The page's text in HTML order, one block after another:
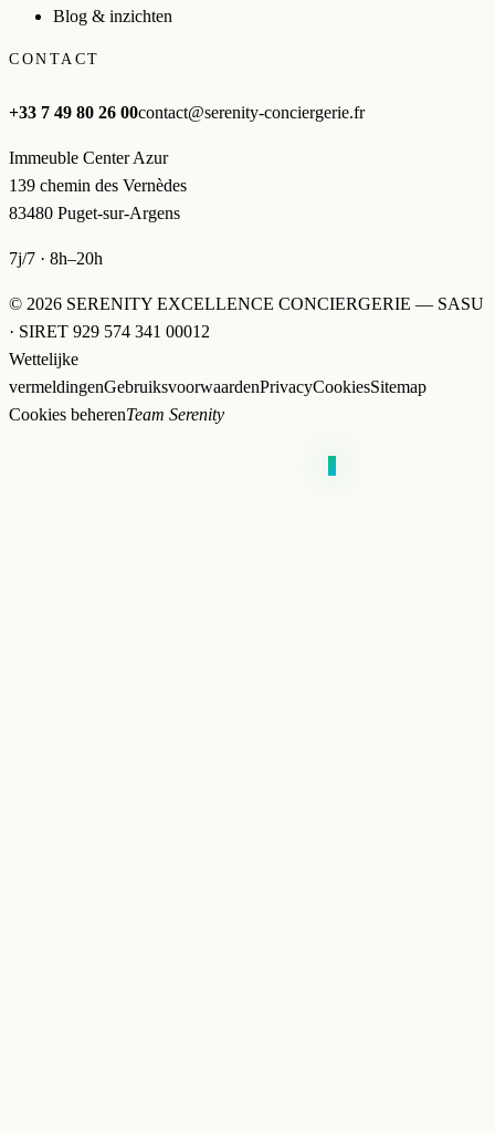
Blog & inzichten
CONTACT
+33 7 49 80 26 00contact@serenity-conciergerie.fr
Immeuble Center Azur
139 chemin des Vernèdes
83480 Puget-sur-Argens
7j/7 · 8h–20h
© 2026 SERENITY EXCELLENCE CONCIERGERIE — SASU
· SIRET 929 574 341 00012
Wettelijke
vermeldingenGebruiksvoorwaardenPrivacyCookiesSitemap
Cookies beherenTeam Serenity
0st